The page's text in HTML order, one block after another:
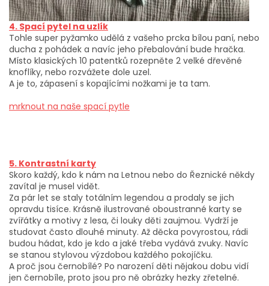
4. Spací pytel na uzlík
Tohle super pyžamko udělá z vašeho prcka bílou paní, nebo
ducha z pohádek a navíc jeho přebalování bude hračka.
Místo klasických 10 patentků rozepněte 2 velké dřevěné
knoflíky, nebo rozvážete dole uzel.
A je to, zápasení s kopajícími nožkami je ta tam.
mrknout na naše spací pytle
5. Kontrastní karty
Skoro každý, kdo k nám na Letnou nebo do Řeznické někdy
zavítal je musel vidět.
Za pár let se staly totálním legendou a prodaly se jich
opravdu tisíce. Krásně ilustrované oboustranné karty se
zvířátky a motivy z lesa, či louky děti zaujmou. Vydrží je
studovat často dlouhé minuty. Až děcka povyrostou, rádi
budou hádat, kdo je kdo a jaké třeba vydává zvuky. Navíc
se stanou stylovou výzdobou každého pokojíčku.
A proč jsou černobílé? Po narození děti nějakou dobu vidí
jen černobíle, proto jsou pro ně obrázky hezky zřetelné.